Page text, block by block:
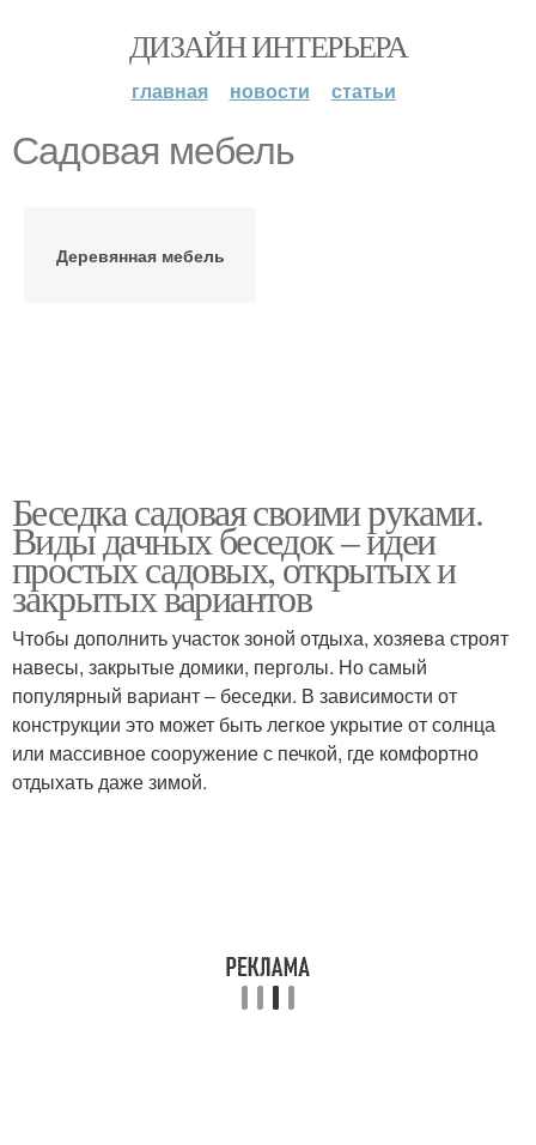
ДИЗАЙН ИНТЕРЬЕРА
главная новости статьи
Садовая мебель
Деревянная мебель
Беседка садовая своими руками.
Виды дачных беседок – идеи
простых садовых, открытых и
закрытых вариантов
Чтобы дополнить участок зоной отдыха, хозяева строят
навесы, закрытые домики, перголы. Но самый
популярный вариант ‒ беседки. В зависимости от
конструкции это может быть легкое укрытие от солнца
или массивное сооружение с печкой, где комфортно
отдыхать даже зимой.